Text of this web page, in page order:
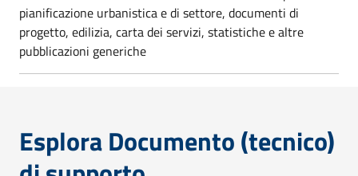
pianificazione urbanistica e di settore, documenti di
progetto, edilizia, carta dei servizi, statistiche e altre
pubblicazioni generiche
Esplora Documento (tecnico)